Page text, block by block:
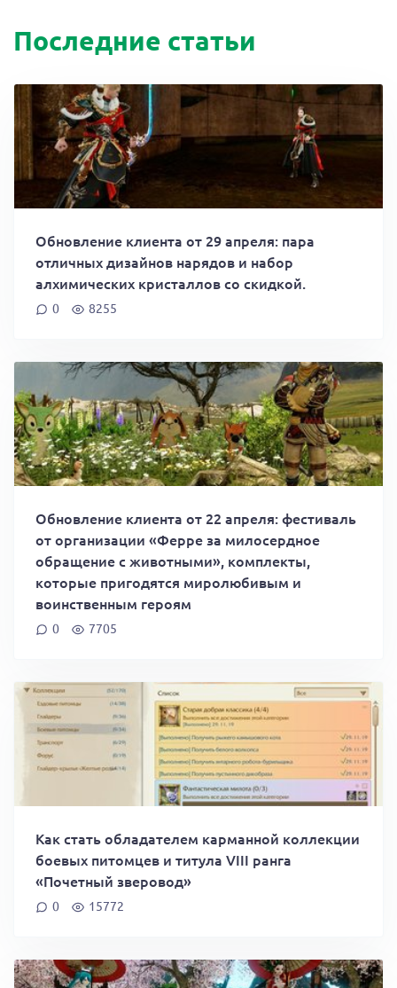
Последние статьи
Обновление клиента от 29 апреля: пара
отличных дизайнов нарядов и набор
алхимических кристаллов со скидкой.
0 8255
Обновление клиента от 22 апреля: фестиваль
от организации «Ферре за милосердное
обращение с животными», комплекты,
которые пригодятся миролюбивым и
воинственным героям
0 7705
Как стать обладателем карманной коллекции
боевых питомцев и титула VIII ранга
«Почетный зверовод»
0 15772